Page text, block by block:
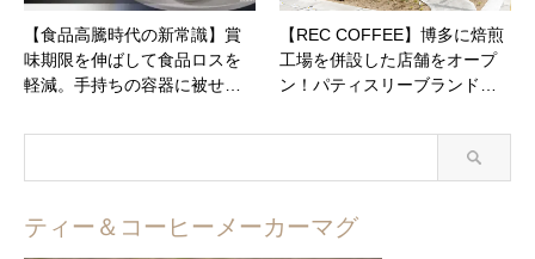
【食品高騰時代の新常識】賞
味期限を伸ばして食品ロスを
軽減。手持ちの容器に被せ…
【REC COFFEE】博多に焙煎
工場を併設した店舗をオープ
ン！パティスリーブランド…
ティー＆コーヒーメーカーマグ